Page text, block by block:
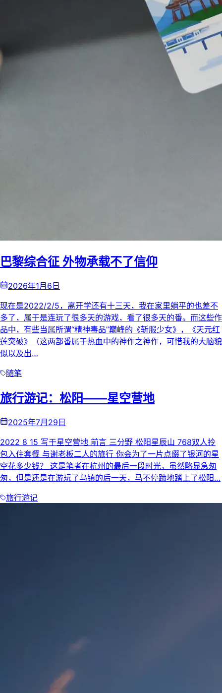
巴黎综合征 外物承载不了信仰
2026年1月6日
现在是2022/2/5，离开学还有十三天，我在家里躺平的也差不
多了，属于是连玩了很多天的游戏，看了很多天的番。而这些作
品中，有些当属所谓“精神毒品”巅峰的《斩服少女》，《天元红
莲突破》（这两部番属于热血中的神作之神作，可惜我的大脑貌
似以及出…
随笔
旅行游记：松阳——星空营地
2025年7月29日
2022 8 15 写于星空营地 前言 三分野 松阳星辰山 768双人拎
包入住套餐 与谢老板二人的旅行 你会为了一片点缀了银河的星
空花多少钱？ 这是笔者在杭州的最后一段时光，虽然略显急匆
匆，但是还是在游玩了乌镇的后一天，马不停蹄地踏上了松阳…
旅行游记